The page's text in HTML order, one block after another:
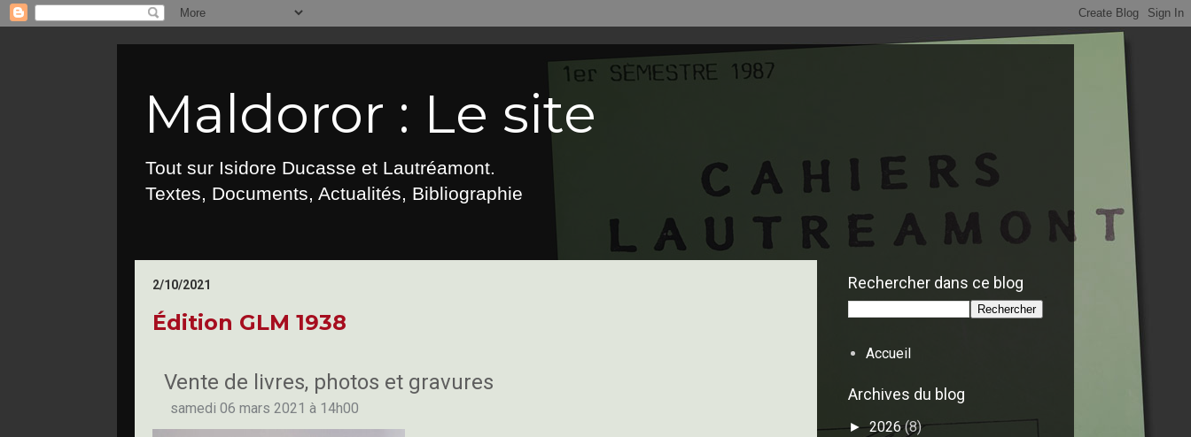
Maldoror : Le site
Tout sur Isidore Ducasse et Lautréamont.
Textes, Documents, Actualités, Bibliographie
2/10/2021
Édition GLM 1938
Vente de livres, photos et gravures
samedi 06 mars 2021 à 14h00
Rechercher dans ce blog
Accueil
Archives du blog
►2026(8)